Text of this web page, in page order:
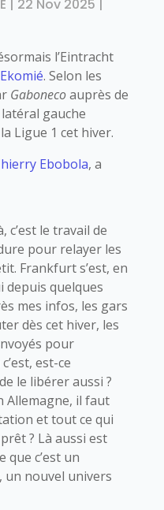
| 22 Nov 2025 |
l’Eintracht
. Selon les
Gabonecoauprès de
gauche
Ligue 1 cet hiver.
Ebobola, a
c’est le travail de
pour relayer les
Frankfurt s’est, en
quelques
mes infos, les gars
dès cet hiver, les
pour
est-ce
le libérer aussi ?
Allemagne, il faut
et tout ce qui
? Là aussi est
c’est un
un nouvel univers